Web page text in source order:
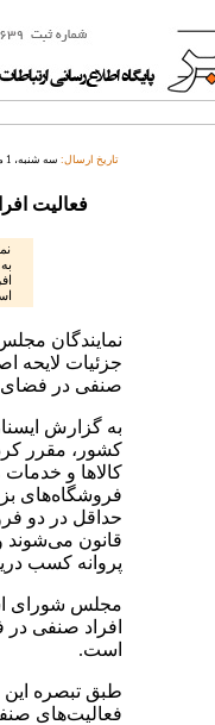
تاریخ ارسال: سه شنبه، 1 مردادماه 1392
فعالیت
نمایندگان
جزئیات لایحه
صنفی در فضای
کشور، مقرر
کالاها و
فروشگاه‌های
حداقل در دو
قانون می‌شوند
پروانه کسب
افراد صنفی
است.
طبق تبصره این
فعالیت‌های